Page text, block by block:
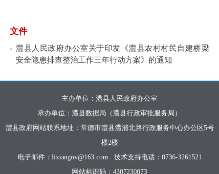
文件
澧县人民政府办公室关于印发《澧县农村村民自建桥梁
安全隐患排查整治工作三年行动方案》的通知
主办单位：澧县人民政府办公室
承办单位：澧县数据局（澧县行政审批服务局）
澧县政府网站联系地址：常德市澧县澧浦北路行政服务中心办公区5号
楼2楼
电子邮件：lixiangov@163.com
技术支持电话：0736-3261521
网站标识码：4307230073